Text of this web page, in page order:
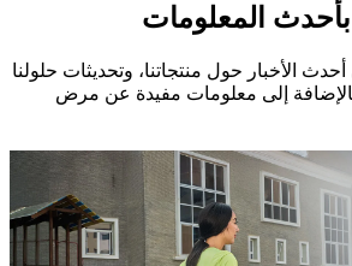
المعلومات
الأخبار حول منتجاتنا، وتحديثات حلولنا
بالإضافة إلى معلومات مفيدة عن مرض